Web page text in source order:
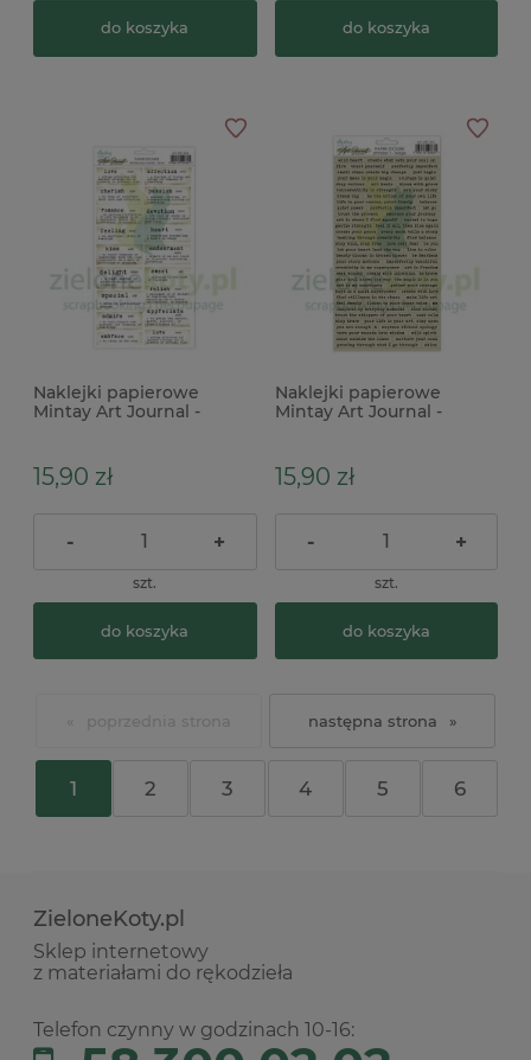
do koszyka do koszyka
Naklejki papierowe
Mintay Art Journal -
15,90 zł
- +
szt.
do koszyka
Naklejki papierowe
Mintay Art Journal -
15,90 zł
- +
szt.
do koszyka
1 2 3 4 5 6
»
ZieloneKoty.pl
Sklep internetowy
z materiałami do rękodzieła
Telefon czynny w godzinach 10-16: